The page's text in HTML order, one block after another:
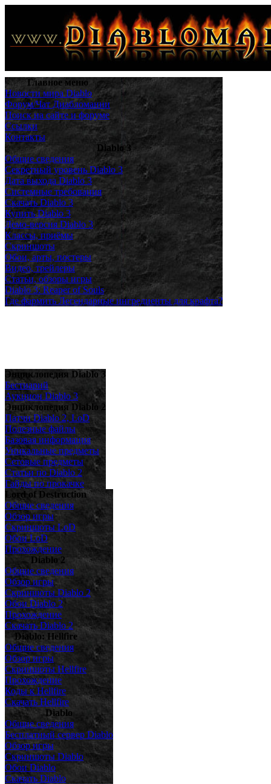
Главное меню
Новости мира Diablo
Форум/Чат Диабломании
Поиск на сайте и форуме
Ссылки
Контакты
Diablo 3
Общие сведения
Секретный уровень Diablo 3
Дата выхода Diablo 3
Системные требования
Скачать Diablo 3
Купить Diablo 3
Демо-версия Diablo 3
Классы, приёмы
Скриншоты
Обои, арты, постеры
Видео, трейлеры
Статьи, обзоры игры
Diablo 3: Reaper of Souls
Где фармить Легендарные ингредиенты для крафта?
Энциклопедия Diablo 3
Бестиарий
Аукцион Diablo 3
Энциклопедия Diablo 2
Патчи Diablo 2, LoD
Полезные файлы
Базовая информация
Уникальные предметы
Сетовые предметы
Статьи по Diablo 2
Гайды по прокачке
Lord of Destruction
Общие сведения
Обзор игры
Скриншоты LoD
Обои LoD
Прохождение
Diablo 2
Общие сведения
Обзор игры
Скриншоты Diablo 2
Обои Diablo 2
Прохождение
Скачать Diablo 2
Diablo: Hellfire
Общие сведения
Обзор игры
Cкриншоты Hellfire
Прохождение
Коды к Hellfire
Скачать Hellfire
Diablo
Общие сведения
Бесплатный сервер Diablo
Обзор игры
Скриншоты Diablo
Обои Diablo
Скачать Diablo